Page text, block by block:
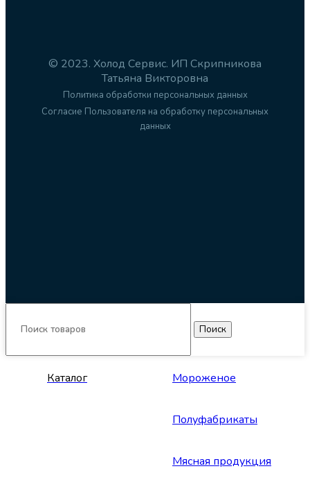
© 2023. Холод Сервис. ИП Скрипникова
Татьяна Викторовна
Политика обработки персональных данных
Согласие Пользователя на обработку персональных
данных
Поиск
Каталог Мороженое
Полуфабрикаты
Мясная продукция